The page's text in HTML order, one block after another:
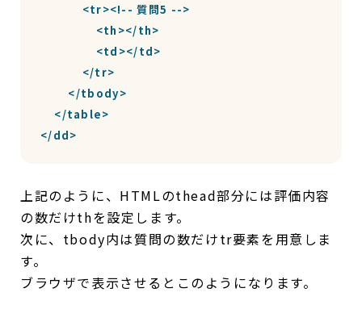
            <tr><!-- 質問5 -->
                <th></th>
                <td></td>
            </tr>
        </tbody>
    </table>
</dd>
上記のように、HTMLのthead部分には評価内容
の数だけthを設定します。
次に、tbody内は質問の数だけtr要素を用意しま
す。
ブラウザで表示させるとこのようになります。